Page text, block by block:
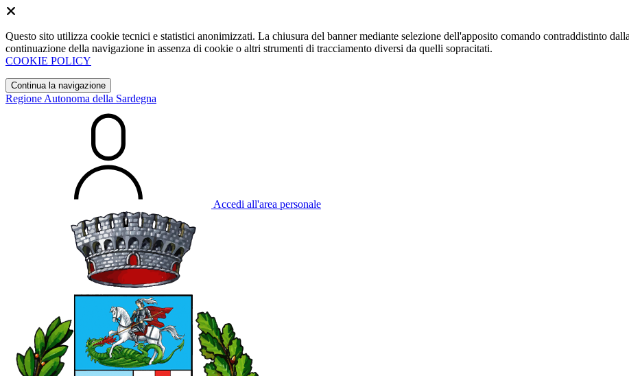
Questo sito utilizza cookie tecnici e statistici anonimizzati. La chiusura del banner mediante selezione dell'apposito comando contraddistinto
continuazione della navigazione in assenza di cookie o altri strumenti di tracciamento diversi da quelli sopracitati.
COOKIE POLICY
Continua la navigazione
Regione Autonoma della Sardegna
Accedi all'area personale